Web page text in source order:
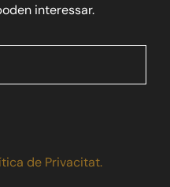
interessar.
de Privacitat.